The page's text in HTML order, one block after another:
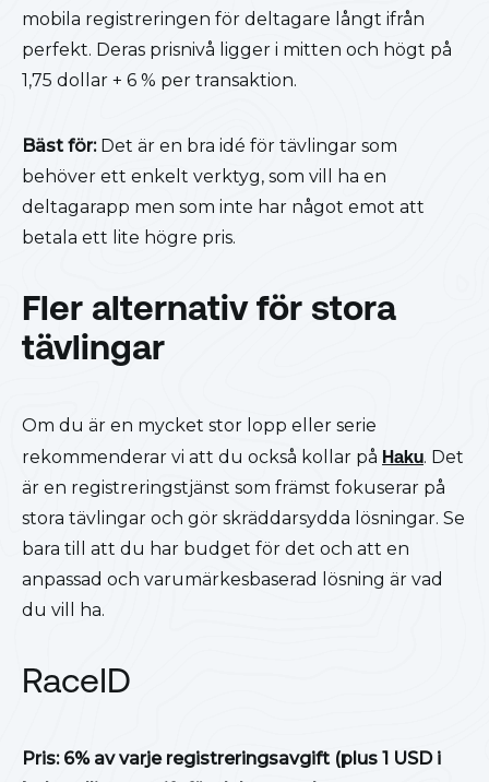
mobila registreringen för deltagare långt ifrån
perfekt. Deras prisnivå ligger i mitten och högt på
1,75 dollar + 6 % per transaktion.
Bäst för:Det är en bra idé för tävlingar som
behöver ett enkelt verktyg, som vill ha en
deltagarapp men som inte har något emot att
betala ett lite högre pris.
Fler alternativ för stora
tävlingar
Om du är en mycket stor lopp eller serie
rekommenderar vi att du också kollar på Haku. Det
är en registreringstjänst som främst fokuserar på
stora tävlingar och gör skräddarsydda lösningar. Se
bara till att du har budget för det och att en
anpassad och varumärkesbaserad lösning är vad
du vill ha.
RaceID
Pris: 6% av varje registreringsavgift (plus 1 USD i